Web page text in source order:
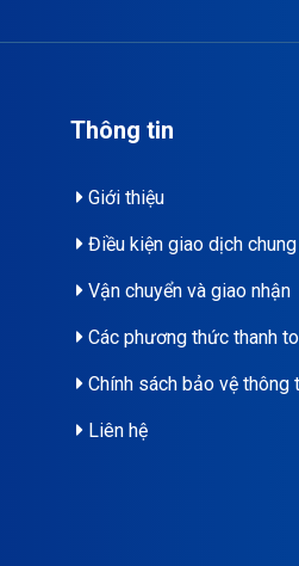
Thông tin
Giới thiệu
Điều kiện giao dịch chung
Vận chuyển và giao nhận
Các phương thức thanh
Chính sách bảo vệ thông
Liên hệ